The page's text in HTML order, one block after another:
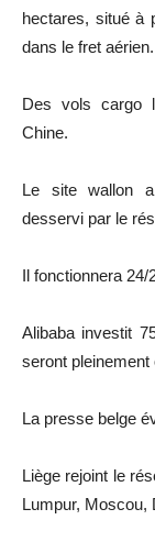
hectares, situé à
dans le fret aérien.
Des vols cargo
Chine.
Le site wallon
desservi par le
Il fonctionnera 24/
Alibaba investit
seront pleinement
La presse belge
Liège rejoint le
Lumpur, Moscou,